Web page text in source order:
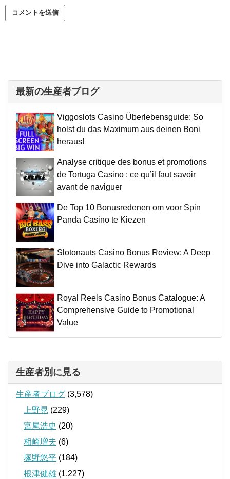
最新の生産者ブログ
Viggoslots Casino Überlebensguide: So
holst du das Maximum aus deinen Boni
heraus!
Analyse critique des bonus et promotions
de Tortuga Casino : ce qu’il faut savoir
avant de naviguer
De Top 10 Bonusredenen om voor Spin
Panda Casino te Kiezen
Slotonauts Casino Bonus Review: A Deep
Dive into Galactic Rewards
Royal Reels Casino Bonus Catalogue: A
Comprehensive Guide to Promotional
Value
生産者別に見る
生産者ブログ (3,578)
上野晃 (229)
宮尾浩史 (20)
相崎増夫 (6)
塚野悠平 (184)
根津健雄 (1,227)